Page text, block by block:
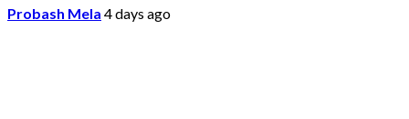
Probash Mela 4 days ago